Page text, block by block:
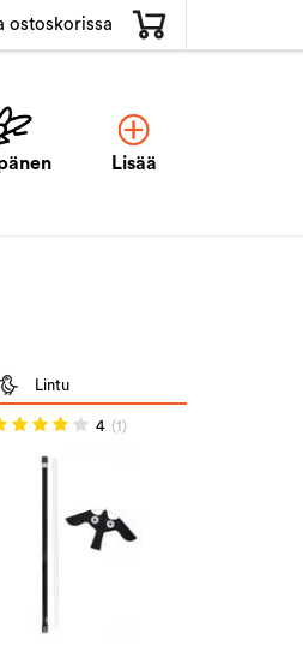
ostoskorissa
Lisää
Lintu
4 (1)